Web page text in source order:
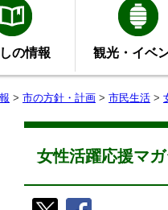
の情報 観光・イベ
> 市の方針・計画 > 市民生活 >
女性活躍応援マ